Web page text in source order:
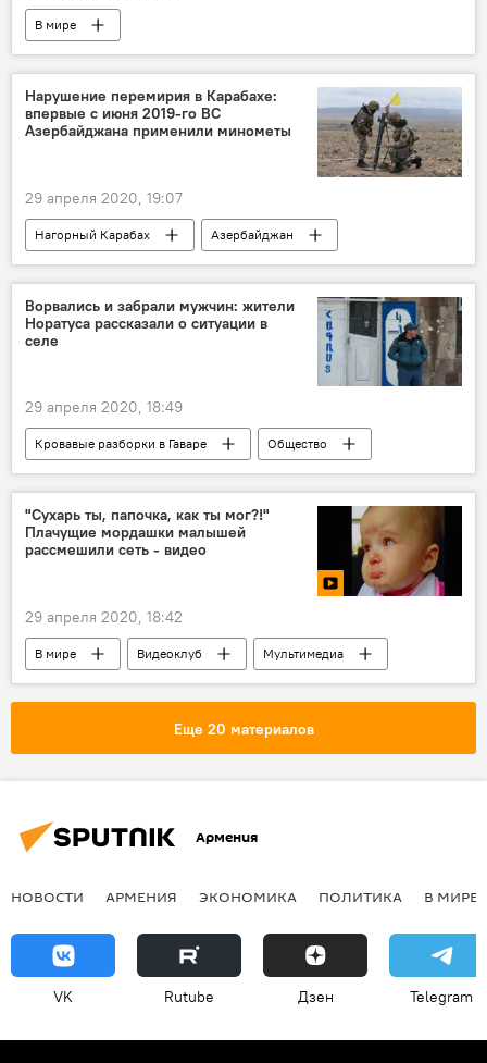
В мире
Нарушение перемирия в Карабахе:
впервые с июня 2019-го ВС
Азербайджана применили минометы
29 апреля 2020, 19:07
Нагорный Карабах
Азербайджан
Ситуация в зоне карабахского конфликта
Армия обороны
Ворвались и забрали мужчин: жители
Норатуса рассказали о ситуации в
селе
29 апреля 2020, 18:49
Кровавые разборки в Гаваре
Общество
Армения
Гавар полиция
"Сухарь ты, папочка, как ты мог?!"
Плачущие мордашки малышей
рассмешили сеть - видео
29 апреля 2020, 18:42
В мире Видеоклуб
Мультимедиа
дети
Еще 20 материалов
Армения
НОВОСТИ АРМЕНИЯ ЭКОНОМИКА ПОЛИТИКА В МИРЕ
VK Rutube Дзен Telegram